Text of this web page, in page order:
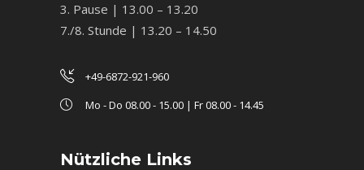
3. Pause | 13.00 – 13.20
7./8. Stunde | 13.20 – 14.50
+49-6872-921-960
Mo - Do 08.00 - 15.00 | Fr 08.00 - 14.45
Nützliche Links